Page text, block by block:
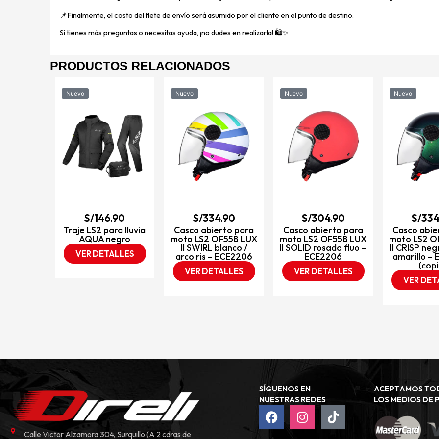
📌Finalmente, el costo del flete de envío será asumido por el cliente en el punto de destino.
Si tienes más preguntas o necesitas ayuda, ¡no dudes en realizarla! 🛍️✨
PRODUCTOS RELACIONADOS
Nuevo
S/146.90
Traje LS2 para lluvia
AQUA negro
VER DETALLES
Nuevo
S/334.90
Casco abierto para
moto LS2 OF558 LUX
II SWIRL blanco /
arcoiris – ECE2206
VER DETALLES
Nuevo
S/304.90
Casco abierto para
moto LS2 OF558 LUX
II SOLID rosado fluo –
ECE2206
VER DETALLES
Nuevo
S/
Casco
moto LS2
II CRISP
amarillo –
VER
Calle Victor Alzamora 304, Surquillo (A 2 cdras de
SÍGUENOS EN
NUESTRAS REDES
ACEPTAMOS
LOS MEDIOS DE